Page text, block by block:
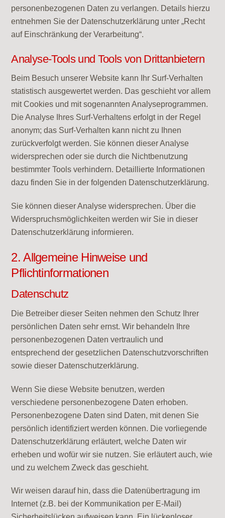
personenbezogenen Daten zu verlangen. Details hierzu
entnehmen Sie der Datenschutzerklärung unter „Recht
auf Einschränkung der Verarbeitung“.
Analyse-Tools und Tools von Drittanbietern
Beim Besuch unserer Website kann Ihr Surf-Verhalten
statistisch ausgewertet werden. Das geschieht vor allem
mit Cookies und mit sogenannten Analyseprogrammen.
Die Analyse Ihres Surf-Verhaltens erfolgt in der Regel
anonym; das Surf-Verhalten kann nicht zu Ihnen
zurückverfolgt werden. Sie können dieser Analyse
widersprechen oder sie durch die Nichtbenutzung
bestimmter Tools verhindern. Detaillierte Informationen
dazu finden Sie in der folgenden Datenschutzerklärung.
Sie können dieser Analyse widersprechen. Über die
Widerspruchsmöglichkeiten werden wir Sie in dieser
Datenschutzerklärung informieren.
2. Allgemeine Hinweise und
Pflichtinformationen
Datenschutz
Die Betreiber dieser Seiten nehmen den Schutz Ihrer
persönlichen Daten sehr ernst. Wir behandeln Ihre
personenbezogenen Daten vertraulich und
entsprechend der gesetzlichen Datenschutzvorschriften
sowie dieser Datenschutzerklärung.
Wenn Sie diese Website benutzen, werden
verschiedene personenbezogene Daten erhoben.
Personenbezogene Daten sind Daten, mit denen Sie
persönlich identifiziert werden können. Die vorliegende
Datenschutzerklärung erläutert, welche Daten wir
erheben und wofür wir sie nutzen. Sie erläutert auch, wie
und zu welchem Zweck das geschieht.
Wir weisen darauf hin, dass die Datenübertragung im
Internet (z.B. bei der Kommunikation per E-Mail)